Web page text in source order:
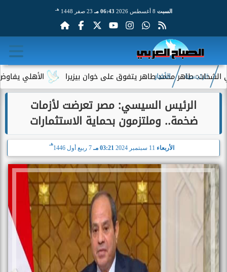
السبت 06:43 مـ 23 صفر 1448 هـ
الأهلي يفاوض أحمد طاهر محمد طاهر يتفوق على خوان بيزيرا
الرئيسية الأخبار
الرئيس السيسي: مصر تعرضت لأزمات
ضخمة.. وملتزمون بحماية الاستثمارات
الأربعاء 03:21 مـ 7 ربيع أول 1446
هـ